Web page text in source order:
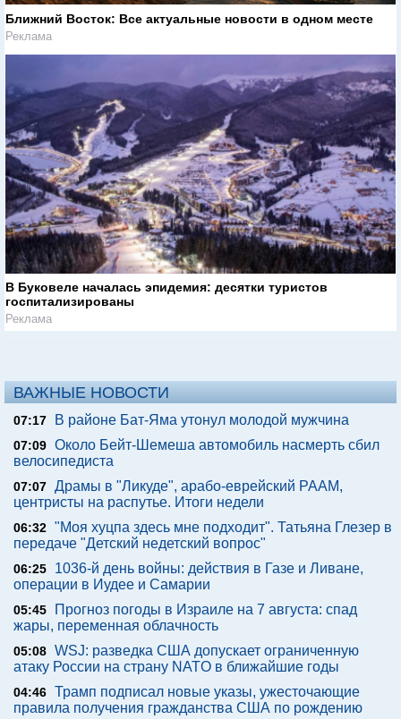
Ближний Восток: Все актуальные новости в одном месте
Реклама
В Буковеле началась эпидемия: десятки туристов
госпитализированы
Реклама
ВАЖНЫЕ НОВОСТИ
07:17 В районе Бат-Яма утонул молодой мужчина
07:09 Около Бейт-Шемеша автомобиль насмерть сбил
велосипедиста
07:07 Драмы в "Ликуде", арабо-еврейский РААМ,
центристы на распутье. Итоги недели
06:32 "Моя хуцпа здесь мне подходит". Татьяна Глезер в
передаче "Детский недетский вопрос"
06:25
1036-й день войны: действия в Газе и Ливане,
операции в Иудее и Самарии
05:45
Прогноз погоды в Израиле на 7 августа: спад
жары, переменная облачность
05:08 WSJ: разведка США допускает ограниченную
атаку России на страну NATO в ближайшие годы
04:46 Трамп подписал новые указы, ужесточающие
правила получения гражданства США по рождению